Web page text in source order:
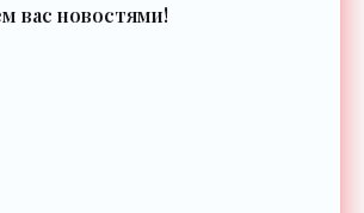
вас новостями!